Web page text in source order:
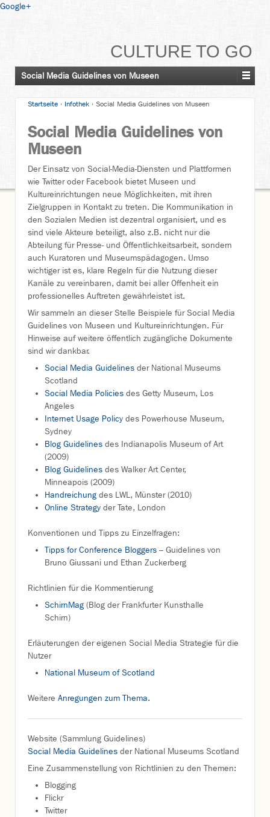
Google+
CULTURE TO GO
Social Media Guidelines von Museen
Startseite › Infothek › Social Media Guidelines von Museen
Social Media Guidelines von
Museen
Der Einsatz von Social-Media-Diensten und Plattformen
wie Twitter oder Facebook bietet Museen und
Kultureinrichtungen neue Möglichkeiten, mit ihren
Zielgruppen in Kontakt zu treten. Die Kommunikation in
den Sozialen Medien ist dezentral organisiert, und es
sind viele Akteure beteiligt, also z.B. nicht nur die
Abteilung für Presse- und Öffentlichkeitsarbeit, sondern
auch Kuratoren und Museumspädagogen. Umso
wichtiger ist es, klare Regeln für die Nutzung dieser
Kanäle zu vereinbaren, damit bei aller Offenheit ein
professionelles Auftreten gewährleistet ist.
Wir sammeln an dieser Stelle Beispiele für Social Media
Guidelines von Museen und Kultureinrichtungen. Für
Hinweise auf weitere öffentlich zugängliche Dokumente
sind wir dankbar.
Social Media Guidelines der National Museums
Scotland
Social Media Policies des Getty Museum, Los
Angeles
Internet Usage Policy des Powerhouse Museum,
Sydney
Blog Guidelines des Indianapolis Museum of Art
(2009)
Blog Guidelines des Walker Art Center,
Minneapois (2009)
Handreichung des LWL, Münster (2010)
Online Strategy der Tate, London
Konventionen und Tipps zu Einzelfragen:
Tipps for Conference Bloggers – Guidelines von
Bruno Giussani und Ethan Zuckerberg
Richtlinien für die Kommentierung
SchirnMag (Blog der Frankfurter Kunsthalle
Schirn)
Erläuterungen der eigenen Social Media Strategie für die
Nutzer
National Museum of Scotland
Weitere Anregungen zum Thema.
Website (Sammlung Guidelines)
Social Media Guidelines der National Museums Scotland
Eine Zusammenstellung von Richtlinien zu den Themen:
Blogging
Flickr
Twitter